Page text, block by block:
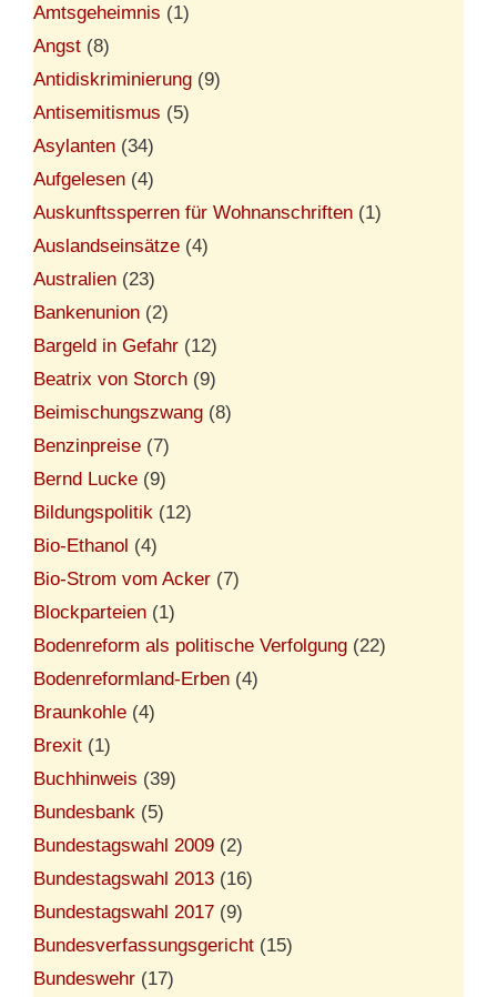
Amtsgeheimnis (1)
Angst (8)
Antidiskriminierung (9)
Antisemitismus (5)
Asylanten (34)
Aufgelesen (4)
Auskunftssperren für Wohnanschriften (1)
Auslandseinsätze (4)
Australien (23)
Bankenunion (2)
Bargeld in Gefahr (12)
Beatrix von Storch (9)
Beimischungszwang (8)
Benzinpreise (7)
Bernd Lucke (9)
Bildungspolitik (12)
Bio-Ethanol (4)
Bio-Strom vom Acker (7)
Blockparteien (1)
Bodenreform als politische Verfolgung (22)
Bodenreformland-Erben (4)
Braunkohle (4)
Brexit (1)
Buchhinweis (39)
Bundesbank (5)
Bundestagswahl 2009 (2)
Bundestagswahl 2013 (16)
Bundestagswahl 2017 (9)
Bundesverfassungsgericht (15)
Bundeswehr (17)